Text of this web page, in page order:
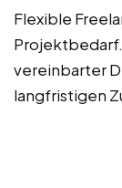
Flexible
vereinbarter
langfristigen